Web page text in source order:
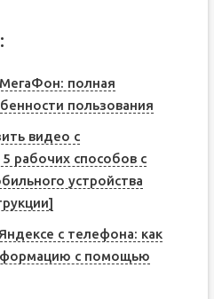
полная
пользования
видео с
рабочих способов с
устройства
с телефона: как
с помощью